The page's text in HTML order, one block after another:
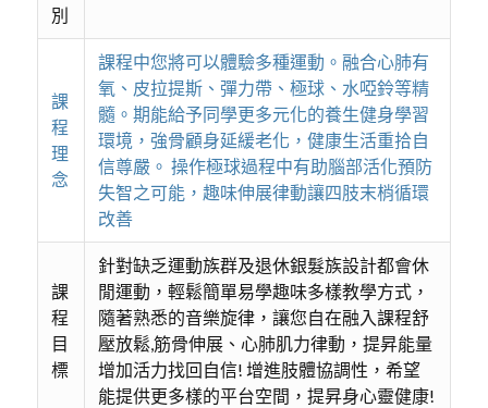
別
課
程
理
念
課程中您將可以體驗多種運動。融合心肺有
氧、皮拉提斯、彈力帶、極球、水啞鈴等精
髓。期能給予同學更多元化的養生健身學習
環境，強骨顧身延緩老化，健康生活重拾自
信尊嚴。 操作極球過程中有助腦部活化預防
失智之可能，趣味伸展律動讓四肢末梢循環
改善
課
程
目
標
針對缺乏運動族群及退休銀髮族設計都會休
閒運動，輕鬆簡單易學趣味多樣教學方式，
隨著熟悉的音樂旋律，讓您自在融入課程舒
壓放鬆,筋骨伸展、心肺肌力律動，提昇能量
增加活力找回自信! 增進肢體協調性，希望
能提供更多樣的平台空間，提昇身心靈健康!